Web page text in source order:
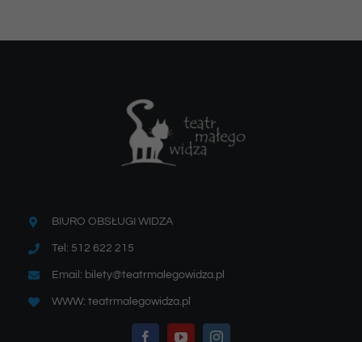
BIURO OBSŁUGI WIDZA
Tel: 512 622 215
Email: bilety@teatrmalegowidza.pl
WWW: teatrmalegowidza.pl